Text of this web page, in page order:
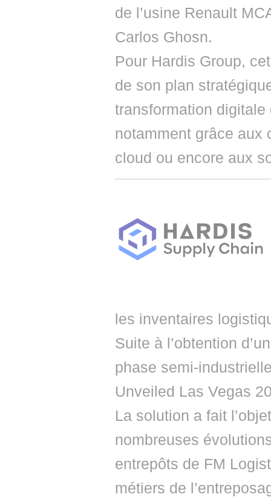
de l’usine Renault
Carlos Ghosn.
Pour Hardis Group,
de son plan
transformation
notamment grâce aux
cloud ou encore aux
les inventaires
Suite à l’obtention
phase semi-
Unveiled Las Vegas
La solution a fait
nombreuses
entrepôts de FM
métiers de